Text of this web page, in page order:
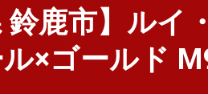
鈴鹿市】ル
×ゴールド